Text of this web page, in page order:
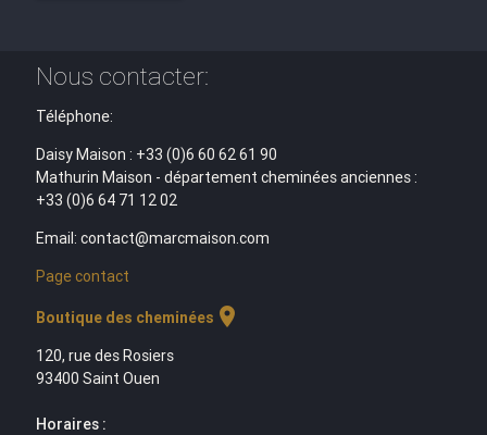
Nous contacter:
Téléphone:
Daisy Maison : +33 (0)6 60 62 61 90
Mathurin Maison - département cheminées anciennes :
+33 (0)6 64 71 12 02
Email: contact@marcmaison.com
Page contact
Boutique des cheminées location_on
120, rue des Rosiers
93400 Saint Ouen
Horaires :